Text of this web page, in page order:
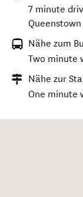
7 minute
Nähe zum
Two minute
Nähe zur
One minute